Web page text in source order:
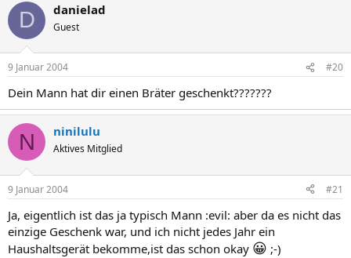
D danielad
Guest
9 Januar 2004 #20
Dein Mann hat dir einen Bräter geschenkt???????
N ninilulu
Aktives Mitglied
9 Januar 2004 #21
Ja, eigentlich ist das ja typisch Mann :evil: aber da es nicht das
einzige Geschenk war, und ich nicht jedes Jahr ein
Haushaltsgerät bekomme,ist das schon okay 😀 ;-)